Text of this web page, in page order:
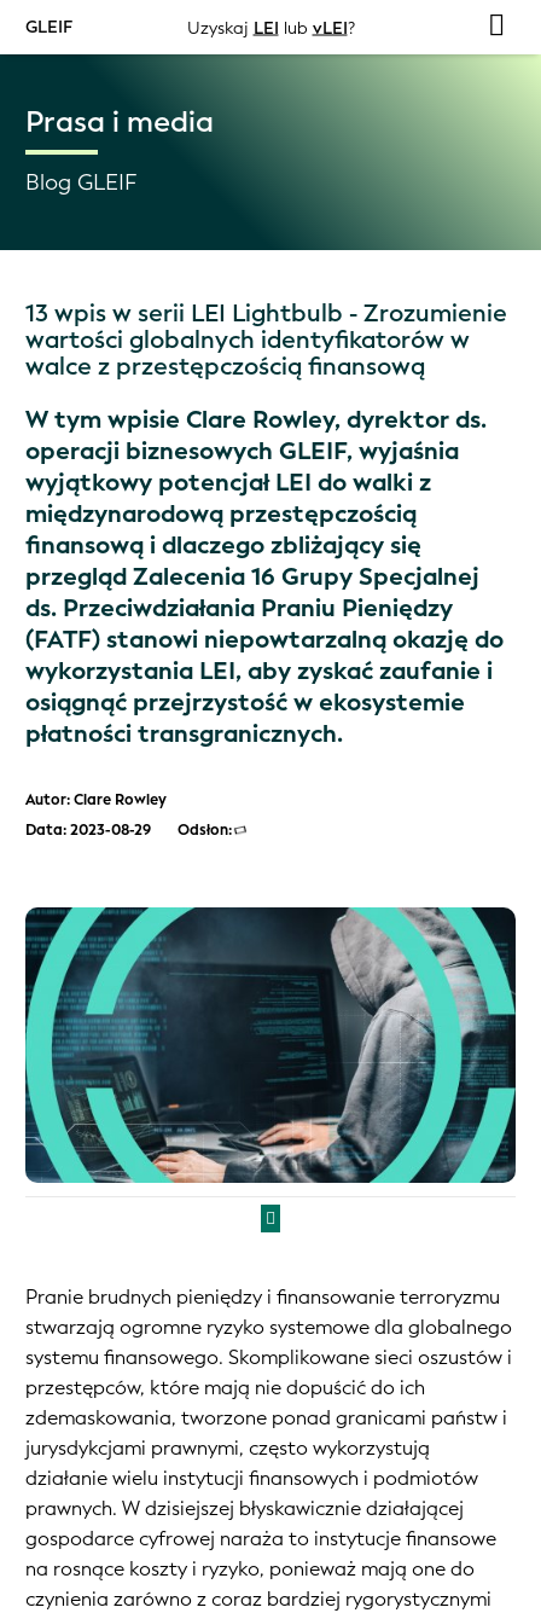
GLEIF Uzyskaj LEI lub vLEI?
Prasa i media
Blog GLEIF
13 wpis w serii LEI Lightbulb - Zrozumienie
wartości globalnych identyfikatorów w
walce z przestępczością finansową
W tym wpisie Clare Rowley, dyrektor ds.
operacji biznesowych GLEIF, wyjaśnia
wyjątkowy potencjał LEI do walki z
międzynarodową przestępczością
finansową i dlaczego zbliżający się
przegląd Zalecenia 16 Grupy Specjalnej
ds. Przeciwdziałania Praniu Pieniędzy
(FATF) stanowi niepowtarzalną okazję do
wykorzystania LEI, aby zyskać zaufanie i
osiągnąć przejrzystość w ekosystemie
płatności transgranicznych.
Autor: Clare Rowley
Data: 2023-08-29
Odsłon:
Pranie brudnych pieniędzy i finansowanie terroryzmu
stwarzają ogromne ryzyko systemowe dla globalnego
systemu finansowego. Skomplikowane sieci oszustów i
przestępców, które mają nie dopuścić do ich
zdemaskowania, tworzone ponad granicami państw i
jurysdykcjami prawnymi, często wykorzystują
działanie wielu instytucji finansowych i podmiotów
prawnych. W dzisiejszej błyskawicznie działającej
gospodarce cyfrowej naraża to instytucje finansowe
na rosnące koszty i ryzyko, ponieważ mają one do
czynienia zarówno z coraz bardziej rygorystycznymi